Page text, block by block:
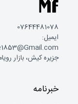
07644481078
ایمیل:
جزیره کیش، بازار
خبرنامه